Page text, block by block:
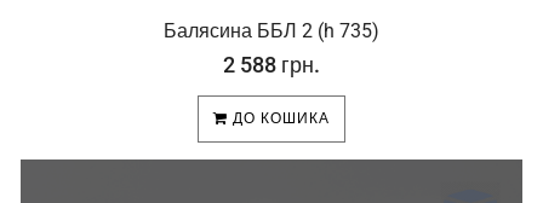
Балясина ББЛ 2 (h 735)
2 588 грн.
ДО КОШИКА